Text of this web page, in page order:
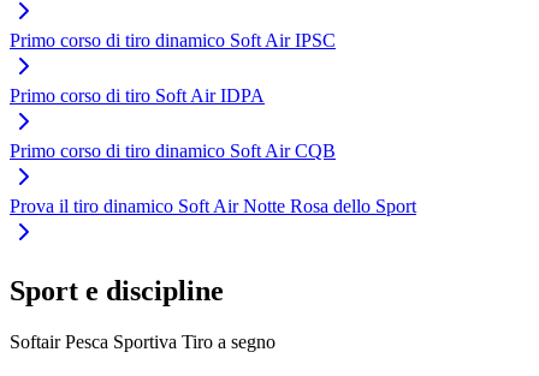
Primo corso di tiro dinamico Soft Air IPSC
Primo corso di tiro Soft Air IDPA
Primo corso di tiro dinamico Soft Air CQB
Prova il tiro dinamico Soft Air Notte Rosa dello Sport
Sport e discipline
SoftairPesca Sportiva Tiro a segno